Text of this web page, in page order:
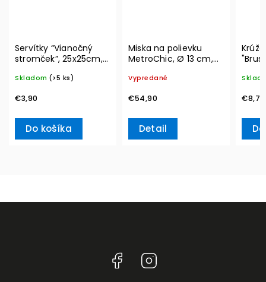
Servítky “Vianočný
stromček”, 25x25cm,
Villeroy & Boch
Skladom (>5 ks)
€3,90
Do košíka
Miska na polievku
MetroChic, Ø 13 cm,
Boch
Vypredané
€54,90
Detail
€8,70
Facebook